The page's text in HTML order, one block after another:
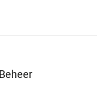
Beheer